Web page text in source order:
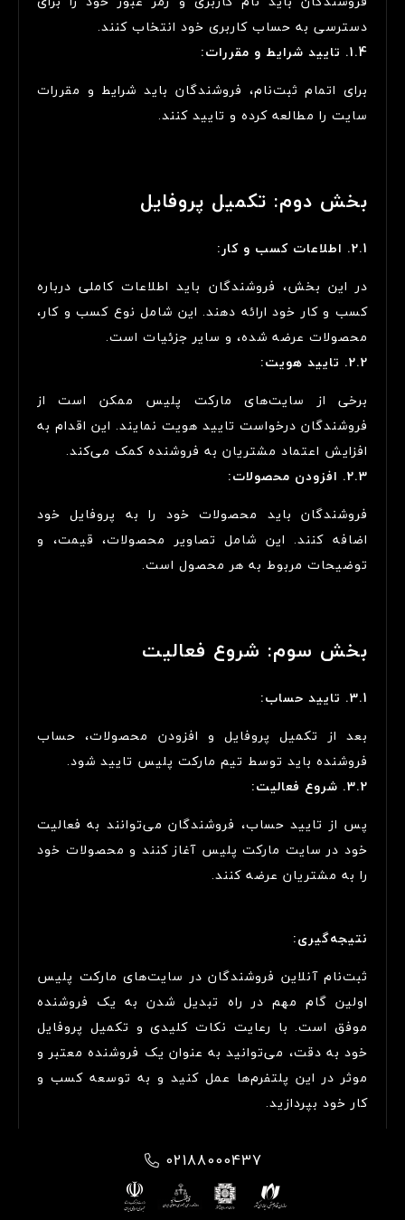
دسترسی به حساب کاربری خود انتخاب کنند.
1.4. تایید شرایط و مقررات:
برای اتمام ثبت‌نام، فروشندگان باید شرایط و مقررات
سایت را مطالعه کرده و تایید کنند.
بخش دوم: تکمیل پروفایل
2.1. اطلاعات کسب و کار:
در این بخش، فروشندگان باید اطلاعات کاملی درباره
کسب و کار خود ارائه دهند. این شامل نوع کسب و کار،
محصولات عرضه شده، و سایر جزئیات است.
2.2. تایید هویت:
برخی از سایت‌های مارکت پلیس ممکن است از
فروشندگان درخواست تایید هویت نمایند. این اقدام به
افزایش اعتماد مشتریان به فروشنده کمک می‌کند.
2.3. افزودن محصولات:
فروشندگان باید محصولات خود را به پروفایل خود
اضافه کنند. این شامل تصاویر محصولات، قیمت، و
توضیحات مربوط به هر محصول است.
بخش سوم: شروع فعالیت
3.1. تایید حساب:
بعد از تکمیل پروفایل و افزودن محصولات، حساب
فروشنده باید توسط تیم مارکت پلیس تایید شود.
3.2. شروع فعالیت:
پس از تایید حساب، فروشندگان می‌توانند به فعالیت
خود در سایت مارکت پلیس آغاز کنند و محصولات خود
را به مشتریان عرضه کنند.
نتیجه‌گیری:
ثبت‌نام آنلاین فروشندگان در سایت‌های مارکت پلیس
اولین گام مهم در راه تبدیل شدن به یک فروشنده
موفق است. با رعایت نکات کلیدی و تکمیل پروفایل
خود به دقت، می‌توانید به عنوان یک فروشنده معتبر و
موثر در این پلتفرم‌ها عمل کنید و به توسعه کسب و
کار خود بپردازید.
02188000437